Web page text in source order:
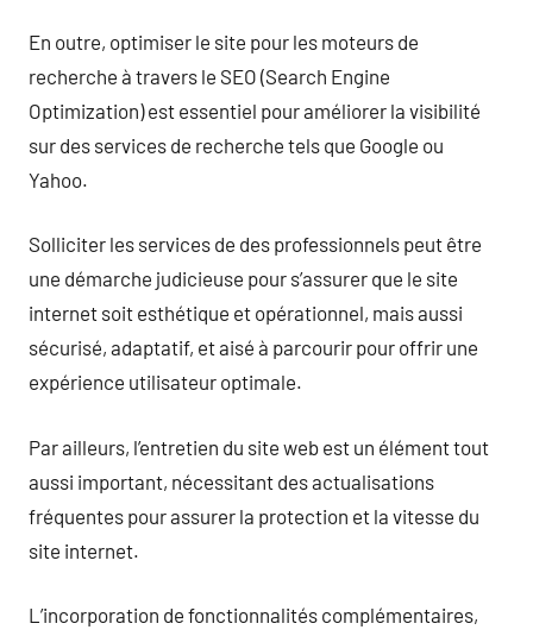
En outre, optimiser le site pour les moteurs de
recherche à travers le SEO (Search Engine
Optimization) est essentiel pour améliorer la visibilité
sur des services de recherche tels que Google ou
Yahoo.
Solliciter les services de des professionnels peut être
une démarche judicieuse pour s’assurer que le site
internet soit esthétique et opérationnel, mais aussi
sécurisé, adaptatif, et aisé à parcourir pour offrir une
expérience utilisateur optimale.
Par ailleurs, l’entretien du site web est un élément tout
aussi important, nécessitant des actualisations
fréquentes pour assurer la protection et la vitesse du
site internet.
L’incorporation de fonctionnalités complémentaires,